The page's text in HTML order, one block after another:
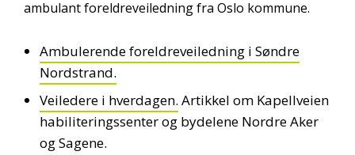
ambulant foreldreveiledning fra Oslo kommune.
Ambulerende foreldreveiledning i Søndre
Nordstrand.
Veiledere i hverdagen. Artikkel om Kapellveien
habiliteringssenter og bydelene Nordre Aker
og Sagene.